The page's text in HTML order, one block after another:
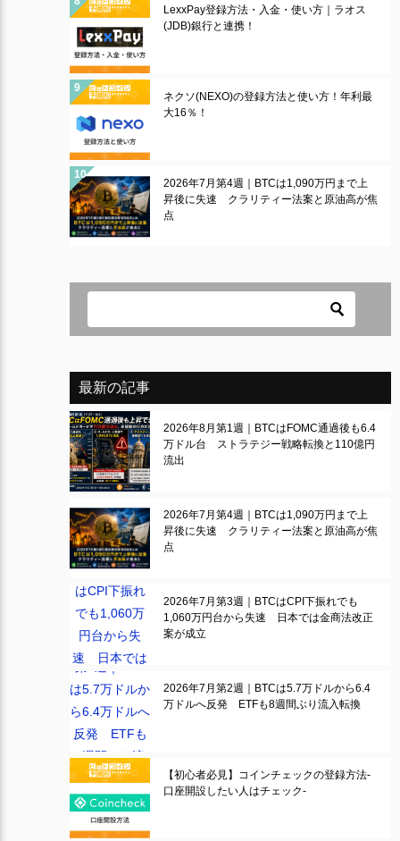
LexxPay登録方法・入金・使い方｜ラオス
(JDB)銀行と連携！
ネクソ(NEXO)の登録方法と使い方！年利最
大16％！
2026年7月第4週｜BTCは1,090万円まで上
昇後に失速 クラリティー法案と原油高が焦
点
最新の記事
2026年8月第1週｜BTCはFOMC通過後も6.4
万ドル台 ストラテジー戦略転換と110億円
流出
2026年7月第4週｜BTCは1,090万円まで上
昇後に失速 クラリティー法案と原油高が焦
点
2026年7月第3週｜BTCはCPI下振れでも
1,060万円台から失速 日本では金商法改正
案が成立
2026年7月第2週｜BTCは5.7万ドルから6.4
万ドルへ反発 ETFも8週間ぶり流入転換
【初心者必見】コインチェックの登録方法-
口座開設したい人はチェック-